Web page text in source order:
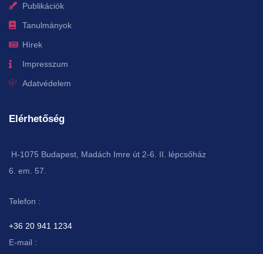
Publikációk
Tanulmányok
Hírek
Impresszum
Adatvédelem
Elérhetőség
H-1075 Budapest, Madách Imre út 2-6. II. lépcsőház
6. em. 57.
Telefon :
+36 20 941 1234
E-mail :